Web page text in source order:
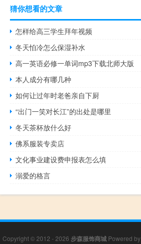
猜你想看的文章
怎样给高三学生拜年视频
冬天怕冷怎么保湿补水
高一英语必修一单词mp3下载北师大版
本人成分有哪几种
如何让过年时老爸亲自下厨
“出门一笑对长江”的出处是哪里
冬天茶杯放什么好
佛系服装专卖店
文化事业建设费申报表怎么填
溺爱的格言
Copyright © 2012 - 2026 步森服饰商城Powered by